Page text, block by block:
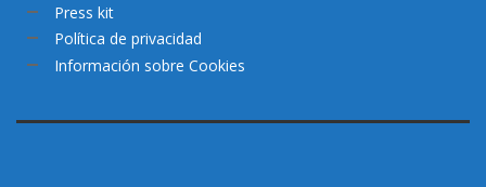
Press kit
Política de privacidad
Información sobre Cookies